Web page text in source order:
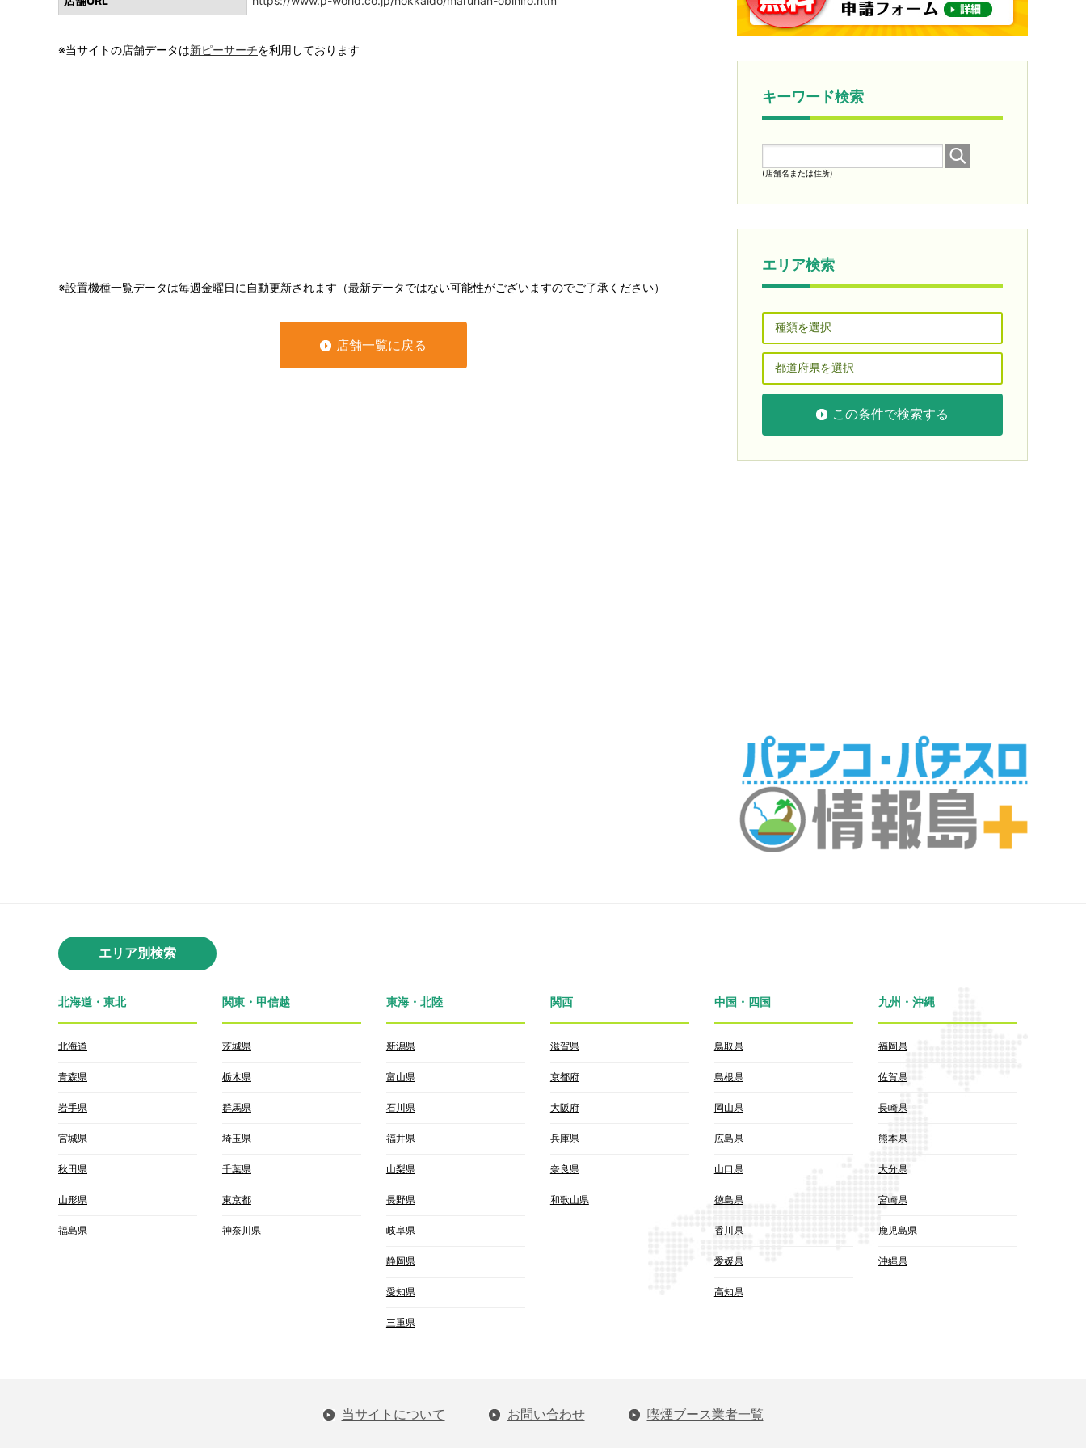
※当サイトの店舗データは新ピーサーチを利用しております
※設置機種一覧データは毎週金曜日に自動更新されます（最新データではない可能性がございますのでご了承ください）
店舗一覧に戻る
キーワード検索
(店舗名または住所)
エリア検索
この条件で検索する
エリア別検索
北海道・東北
北海道
青森県
岩手県
宮城県
秋田県
山形県
福島県
関東・甲信越
茨城県
栃木県
群馬県
埼玉県
千葉県
東京都
神奈川県
東海・北陸
新潟県
富山県
石川県
福井県
山梨県
長野県
岐阜県
静岡県
愛知県
三重県
関西
滋賀県
京都府
大阪府
兵庫県
奈良県
和歌山県
中国・四国
鳥取県
島根県
岡山県
広島県
山口県
徳島県
香川県
愛媛県
高知県
九州・沖縄
福岡県
佐賀県
長崎県
熊本県
大分県
宮崎県
鹿児島県
沖縄県
当サイトについて お問い合わせ 喫煙ブース業者一覧